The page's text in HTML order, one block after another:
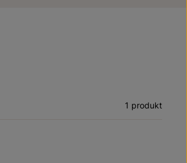
1 produkt